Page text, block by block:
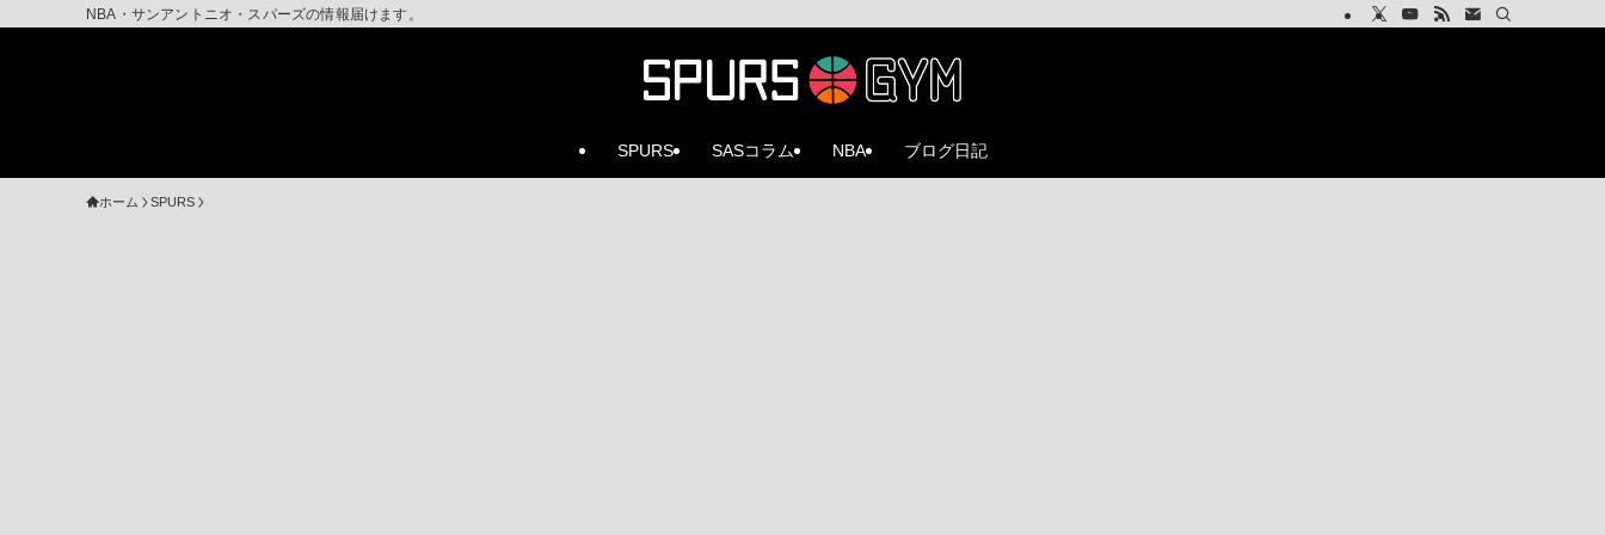
NBA・サンアントニオ・スパーズの情報届けます。
SPURS SASコラム NBA ブログ日記
ホーム SPURS